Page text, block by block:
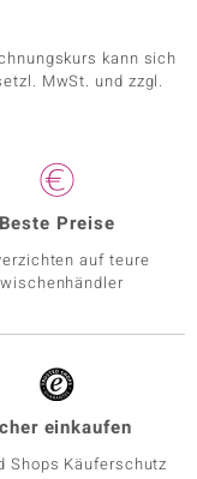
kann sich
MwSt. und zzgl.
Beste Preise
auf teure
einkaufen
Shops Käuferschutz